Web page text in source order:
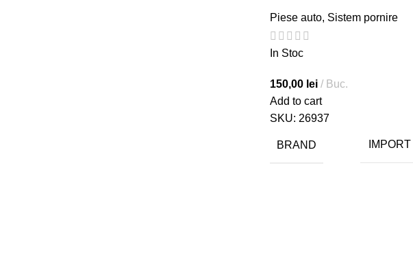
Piese auto, Sistem pornire
In Stoc
150,00 lei
Buc.
Add to cart
SKU: 26937
BRAND IMPORT